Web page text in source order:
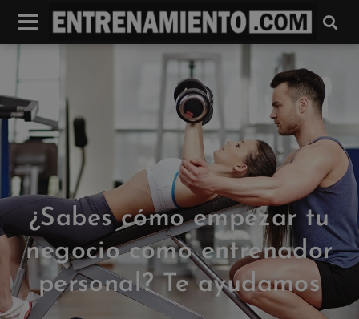
¿Sabes cómo empezar tu
negocio como entrenador
personal? Te ayudamos